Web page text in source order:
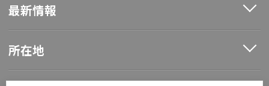
最新情報
所在地